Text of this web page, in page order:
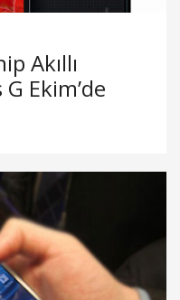
Akıllı
Ekim’de